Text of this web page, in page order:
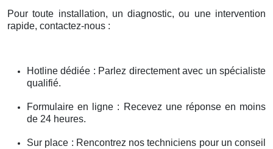
Pour toute installation, un diagnostic, ou une intervention
rapide, contactez-nous :
Hotline dédiée : Parlez directement avec un spécialiste
qualifié.
Formulaire en ligne : Recevez une réponse en moins
de 24 heures.
Sur place : Rencontrez nos techniciens pour un conseil